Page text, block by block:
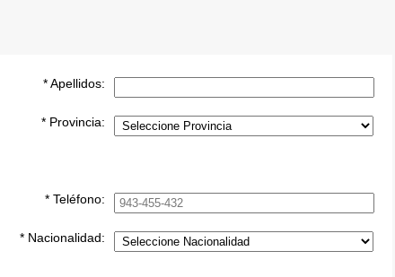
* Apellidos:
* Provincia:
* Teléfono:
* Nacionalidad: